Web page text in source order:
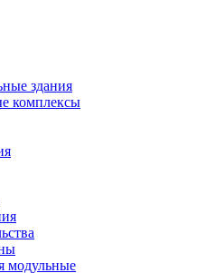
здания
комплексы
модульные